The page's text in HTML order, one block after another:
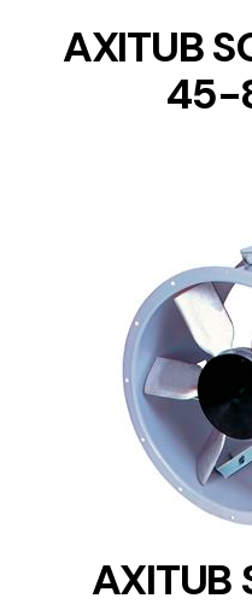
AXITUB
45-
AXITUB